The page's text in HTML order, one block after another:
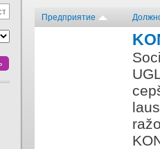
Предприятие